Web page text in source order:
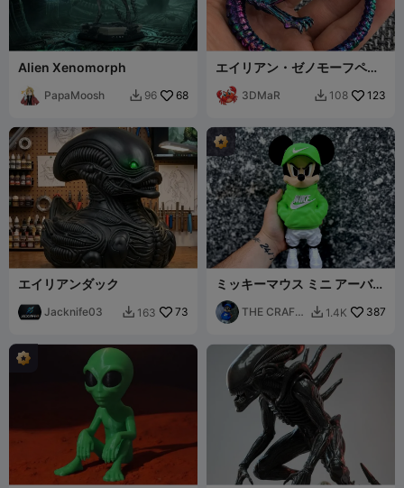
Alien Xenomorph
PapaMoosh  96 68
エイリアン・ゼノモーフペン
3DMaR  108 123
エイリアンダック
Jacknife03  163 73
ミッキーマウス ミニ アーバン
バイブス ハロウィン 印刷準備
完了 THE CRAFT
 1.4K 387